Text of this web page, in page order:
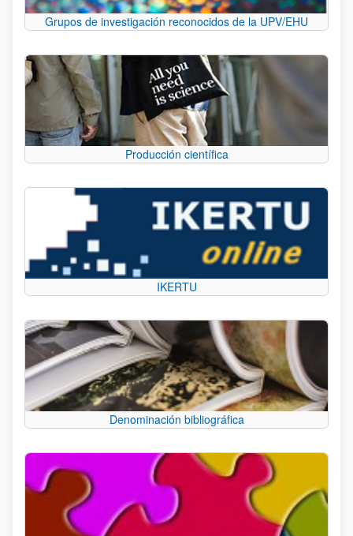
Grupos de investigación reconocidos de la UPV/EHU
Producción científica
IKERTU
Denominación bibliográfica